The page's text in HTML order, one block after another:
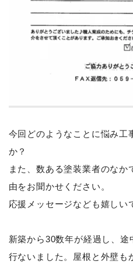
今回どのようなことに悩み工
か？
また、数ある塗装業者のなか
由をお聞かせください。
応援メッセージなども嬉しい
新築から30数年が経過し、
行ないました。屋根と外壁も